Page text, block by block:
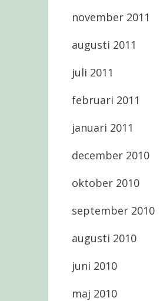
november 2011
augusti 2011
juli 2011
februari 2011
januari 2011
december 2010
oktober 2010
september 2010
augusti 2010
juni 2010
maj 2010